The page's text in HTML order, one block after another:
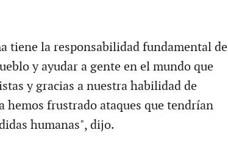
tiene la responsabilidad fundamental de
y ayudar a gente en el mundo que
y gracias a nuestra habilidad de
hemos frustrado ataques que tendrían
humanas", dijo.